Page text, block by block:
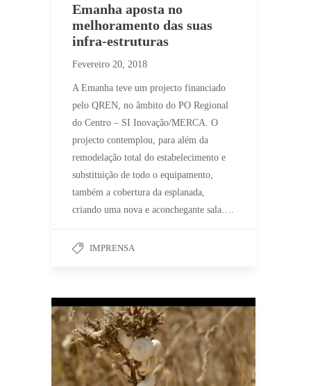
Emanha aposta no
melhoramento das suas
infra-estruturas
Fevereiro 20, 2018
A Emanha teve um projecto financiado
pelo QREN, no âmbito do PO Regional
do Centro – SI Inovação/MERCA. O
projecto contemplou, para além da
remodelação total do estabelecimento e
substituição de todo o equipamento,
também a cobertura da esplanada,
criando uma nova e aconchegante sala….
IMPRENSA